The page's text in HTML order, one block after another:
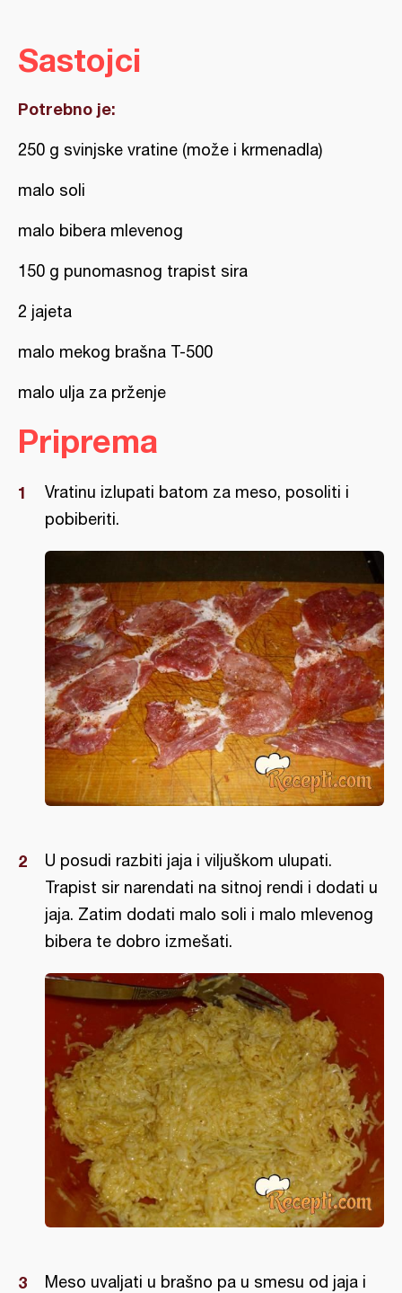
Sastojci
Potrebno je:
250 g svinjske vratine (može i krmenadla)
malo soli
malo bibera mlevenog
150 g punomasnog trapist sira
2 jajeta
malo mekog brašna T-500
malo ulja za prženje
Priprema
Vratinu izlupati batom za meso, posoliti i
pobiberiti.
U posudi razbiti jaja i viljuškom ulupati.
Trapist sir narendati na sitnoj rendi i dodati u
jaja. Zatim dodati malo soli i malo mlevenog
bibera te dobro izmešati.
Meso uvaljati u brašno pa u smesu od jaja i